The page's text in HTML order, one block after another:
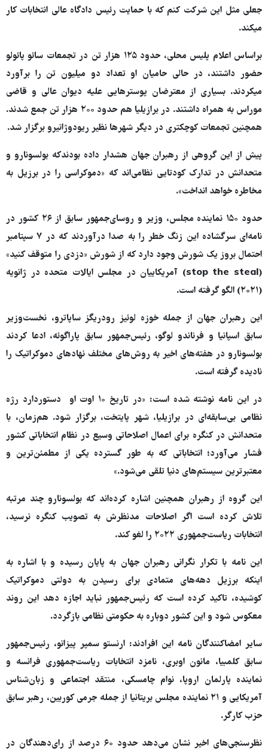
جعلی مثل این شرکت کنم که با حمایت رئیس دادگاه عالی انتخابات کار
میکند.
براساس اعلام پلیس محلی، حدود ۱۲۵ هزار تن در تجمعات سائو پائولو
حضور داشتند، در حالی حامیان او تعداد دو میلیون تن را برآورد
میکردند. بسیاری از معترضان پوسترهایی علیه دیوان عالی و قاضی
موراس به همراه داشتند. در برازیلیا هم حدود ۲۰۰ هزار تن جمع شدند.
همچنین تجمعات کوچکتری در دیگر شهرها نظیر ریودوژانیرو برگزار شد.
پیش از این گروهی از رهبران جهان هشدار داده بودندکه بولسونارو و
متحدانش در تدارک کودتایی نظامی‌اند که «دموکراسی را در برزیل به
مخاطره خواهد انداخت».
حدود ۱۵۰ نماینده مجلس، وزیر و روسای‌جمهور سابق از ۲۶ کشور در
نامه‌ای سرگشاده این زنگ خطر را به صدا درآوردند که در ۷ سپتامبر
احتمال بروز یک شورش وجود دارد که از شورش «دزدی را متوقف کنید»
(stop the steal) آمریکاییان در مجلس ایالات متحده در ژانویه
(۲۰۲۱) الگو گرفته است.
این رهبران جهان از جمله خوزه لوئیز رودریگز ساپاترو، نخست‌وزیر
سابق اسپانیا و فرناندو لوگو، رئیس‌جمهور سابق پاراگوئه، ادعا کردند
بولسونارو در هفته‌های اخیر به روش‌های مختلف نهادهای دموکراتیک را
نادیده گرفته است.
در این نامه نوشته شده است: «در تاریخ ۱۰ اوت او دستوردارد رژه
نظامی بی‌سابقه‌ای در برازیلیا، شهر پایتخت، برگزار شود. هم‌زمان، با
متحدانش در کنگره برای اعمال اصلاحاتی وسیع در نظام انتخاباتی کشور
فشار می‌آورد؛ انتخاباتی که به طور گسترده یکی از مطمئن‌ترین و
معتبرترین سیستم‌های دنیا تلقی می‌شود.»
این گروه از رهبران همچنین اشاره کرده‌اند که بولسونارو چند مرتبه
تلاش کرده است اگر اصلاحات مدنظرش به تصویب کنگره نرسید،
انتخابات ریاست‌جمهوری ۲۰۲۲ را لغو کند.
این نامه با تکرار نگرانی رهبران جهان به پایان رسیده و با اشاره به
اینکه برزیل دهه‌های متمادی برای رسیدن به دولتی دموکراتیک
کوشیده، تاکید کرده است که رئیس‌جمهور نباید اجازه دهد این روند
معکوس شود و این کشور دوباره به حکومتی نظامی بازگردد.
سایر امضاکنندگان نامه این افرادند: ارنستو سمپر پیزانو، رئیس‌جمهور
سابق کلمبیا، مانون اوبری، نامزد انتخابات ریاست‌جمهوری فرانسه و
نماینده پارلمان اروپا، نوام چامسکی، منتقد اجتماعی و زبان‌شناس
آمریکایی و ۲۱ نماینده مجلس بریتانیا از جمله جرمی کوربین، رهبر سابق
حزب کارگر.
نظرسنجی‌های اخیر نشان می‌دهد حدود ۶۰ درصد از رای‌دهندگان در